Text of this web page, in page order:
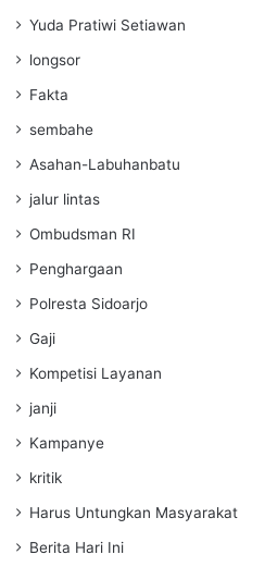
Yuda Pratiwi Setiawan
longsor
Fakta
sembahe
Asahan-Labuhanbatu
jalur lintas
Ombudsman RI
Penghargaan
Polresta Sidoarjo
Gaji
Kompetisi Layanan
janji
Kampanye
kritik
Harus Untungkan Masyarakat
Berita Hari Ini